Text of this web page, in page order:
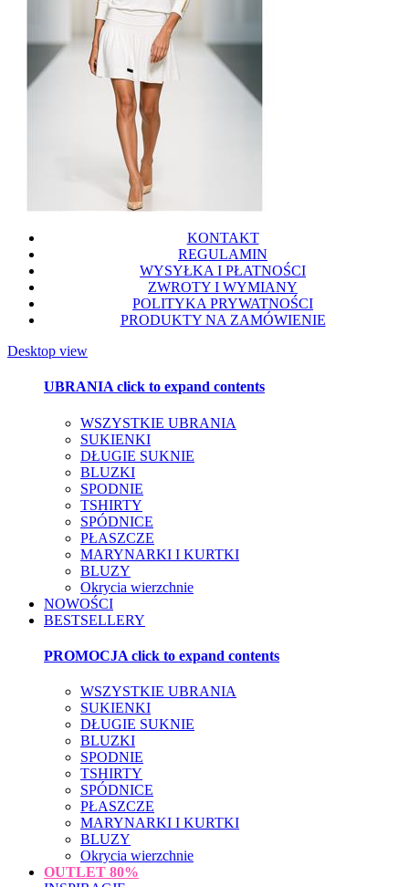
KONTAKT
REGULAMIN
WYSYŁKA I PŁATNOŚCI
ZWROTY I WYMIANY
POLITYKA PRYWATNOŚCI
PRODUKTY NA ZAMÓWIENIE
Desktop view
UBRANIAclick to expand contents
WSZYSTKIE UBRANIA
SUKIENKI
DŁUGIE SUKNIE
BLUZKI
SPODNIE
TSHIRTY
SPÓDNICE
PŁASZCZE
MARYNARKI I KURTKI
BLUZY
Okrycia wierzchnie
NOWOŚCI
BESTSELLERY
PROMOCJA click to expand contents
WSZYSTKIE UBRANIA
SUKIENKI
DŁUGIE SUKNIE
BLUZKI
SPODNIE
TSHIRTY
SPÓDNICE
PŁASZCZE
MARYNARKI I KURTKI
BLUZY
Okrycia wierzchnie
OUTLET 80%